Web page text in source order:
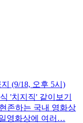
(9/18, 오후 5시)
'치지직' 같이보기
존하는 국내 영화상
영화상에 여러…